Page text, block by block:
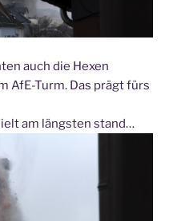
auch die Hexen
AfE-Turm. Das prägt fürs
am längsten stand…